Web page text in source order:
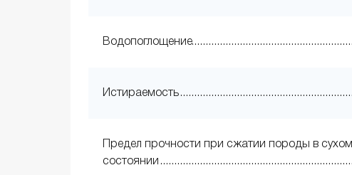
Водопоглощение
Истираемость
Предел прочности при сжатии породы в сухом
состоянии